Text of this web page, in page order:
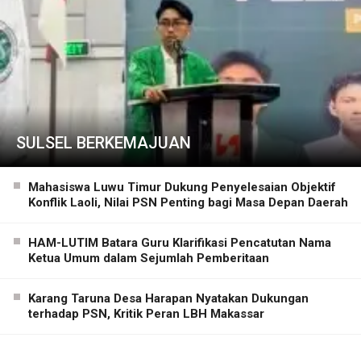
SULSEL BERKEMAJUAN
Mahasiswa Luwu Timur Dukung Penyelesaian Objektif
Konflik Laoli, Nilai PSN Penting bagi Masa Depan Daerah
HAM-LUTIM Batara Guru Klarifikasi Pencatutan Nama
Ketua Umum dalam Sejumlah Pemberitaan
Karang Taruna Desa Harapan Nyatakan Dukungan
terhadap PSN, Kritik Peran LBH Makassar